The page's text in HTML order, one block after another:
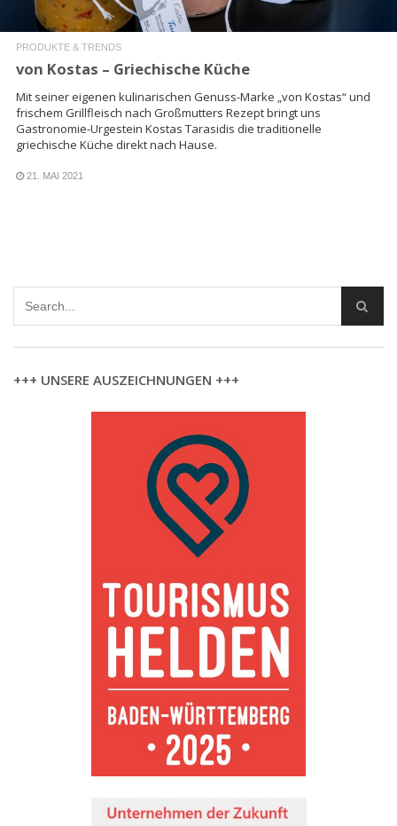
PRODUKTE & TRENDS
von Kostas – Griechische Küche
Mit seiner eigenen kulinarischen Genuss-Marke „von Kostas“ und
frischem Grillfleisch nach Großmutters Rezept bringt uns
Gastronomie-Urgestein Kostas Tarasidis die traditionelle
griechische Küche direkt nach Hause.
21. MAI 2021
+++ UNSERE AUSZEICHNUNGEN +++